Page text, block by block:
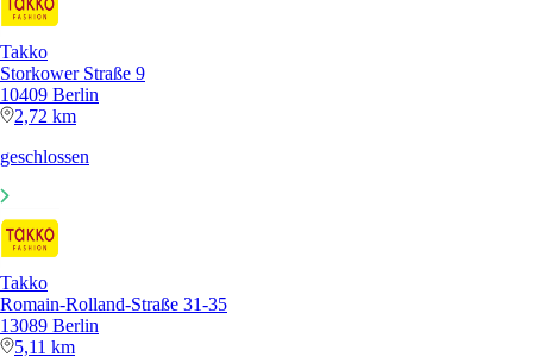
Takko
Storkower Straße 9
10409 Berlin
2,72 km
geschlossen
Takko
Romain-Rolland-Straße 31-35
13089 Berlin
5,11 km